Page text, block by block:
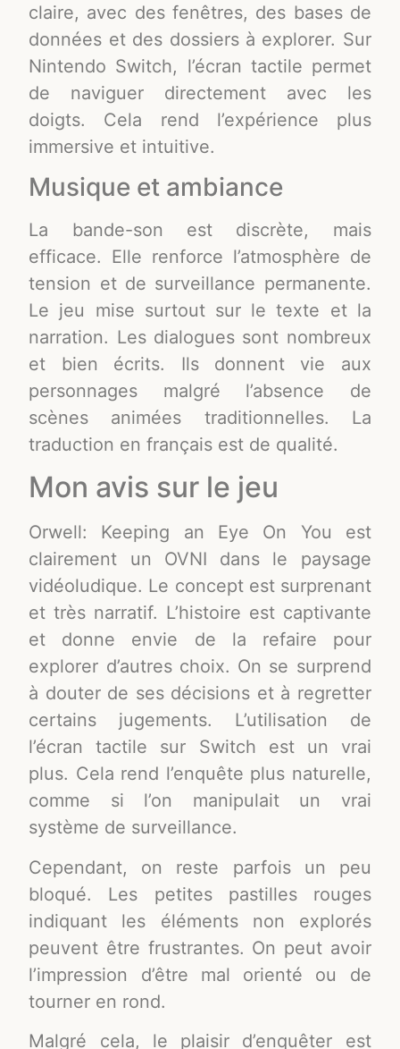
claire, avec des fenêtres, des bases de
données et des dossiers à explorer. Sur
Nintendo Switch, l’écran tactile permet
de naviguer directement avec les
doigts. Cela rend l’expérience plus
immersive et intuitive.
Musique et ambiance
La bande-son est discrète, mais
efficace. Elle renforce l’atmosphère de
tension et de surveillance permanente.
Le jeu mise surtout sur le texte et la
narration. Les dialogues sont nombreux
et bien écrits. Ils donnent vie aux
personnages malgré l’absence de
scènes animées traditionnelles. La
traduction en français est de qualité.
Mon avis sur le jeu
Orwell: Keeping an Eye On You est
clairement un OVNI dans le paysage
vidéoludique. Le concept est surprenant
et très narratif. L’histoire est captivante
et donne envie de la refaire pour
explorer d’autres choix. On se surprend
à douter de ses décisions et à regretter
certains jugements. L’utilisation de
l’écran tactile sur Switch est un vrai
plus. Cela rend l’enquête plus naturelle,
comme si l’on manipulait un vrai
système de surveillance.
Cependant, on reste parfois un peu
bloqué. Les petites pastilles rouges
indiquant les éléments non explorés
peuvent être frustrantes. On peut avoir
l’impression d’être mal orienté ou de
tourner en rond.
Malgré cela, le plaisir d’enquêter est